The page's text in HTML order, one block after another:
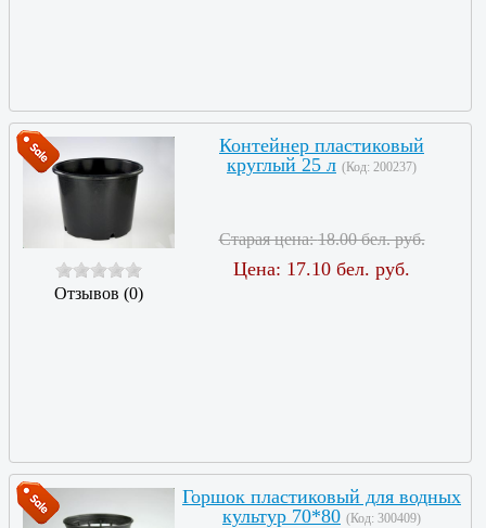
Отзывов (0)
Контейнер пластиковый
круглый 25 л (Код: 200237)
Старая цена:18.00 бел. руб.
Цена: 17.10 бел. руб.
Горшок пластиковый для водных
культур 70*80 (Код: 300409)